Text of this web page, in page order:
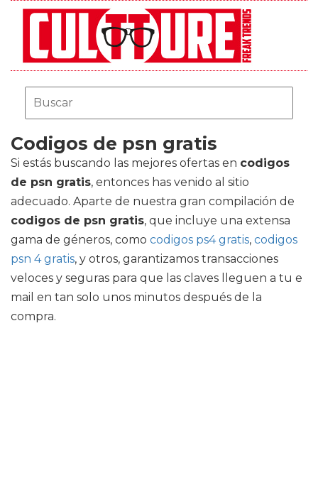
Codigos de psn gratis
Si estás buscando las mejores ofertas en codigos
de psn gratis, entonces has venido al sitio
adecuado. Aparte de nuestra gran compilación de
codigos de psn gratis, que incluye una extensa
gama de géneros, como codigos ps4 gratis, codigos
psn 4 gratis, y otros, garantizamos transacciones
veloces y seguras para que las claves lleguen a tu e
mail en tan solo unos minutos después de la
compra.